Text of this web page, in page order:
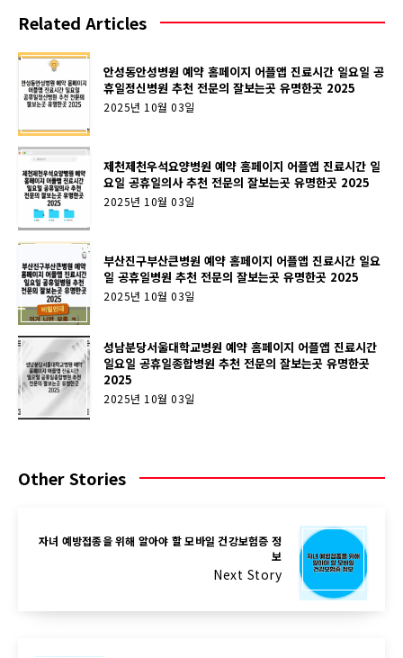
Related Articles
안성동안성병원 예약 홈페이지 어플앱 진료시간 일요일 공
휴일정신병원 추천 전문의 잘보는곳 유명한곳 2025
2025년 10월 03일
제천제천우석요양병원 예약 홈페이지 어플앱 진료시간 일
요일 공휴일의사 추천 전문의 잘보는곳 유명한곳 2025
2025년 10월 03일
부산진구부산큰병원 예약 홈페이지 어플앱 진료시간 일요
일 공휴일병원 추천 전문의 잘보는곳 유명한곳 2025
2025년 10월 03일
성남분당서울대학교병원 예약 홈페이지 어플앱 진료시간
일요일 공휴일종합병원 추천 전문의 잘보는곳 유명한곳
2025
2025년 10월 03일
Other Stories
자녀 예방접종을 위해 알아야 할 모바일 건강보험증 정
보
Next Story